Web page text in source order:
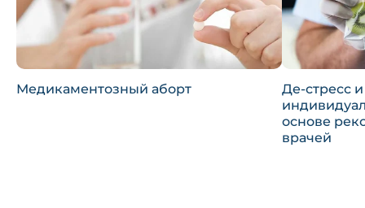
Медикаментозный аборт
Де-стресс
основе
врачей